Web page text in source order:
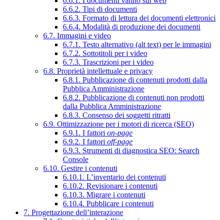
6.6.2. Tipi di documenti
6.6.3. Formato di lettura dei documenti elettronici
6.6.4. Modalità di produzione dei documenti
6.7. Immagini e video
6.7.1. Testo alternativo (alt text) per le immagini
6.7.2. Sottotitoli per i video
6.7.3. Trascrizioni per i video
6.8. Proprietà intellettuale e privacy
6.8.1. Pubblicazione di contenuti prodotti dalla
Pubblica Amministrazione
6.8.2. Pubblicazione di contenuti non prodotti
dalla Pubblica Amministrazione
6.8.3. Consenso dei soggetti ritratti
6.9. Ottimizzazione per i motori di ricerca (SEO)
6.9.1. I fattori on-page
6.9.2. I fattori off-page
6.9.3. Strumenti di diagnostica SEO: Search
Console
6.10. Gestire i contenuti
6.10.1. L’inventario dei contenuti
6.10.2. Revisionare i contenuti
6.10.3. Migrare i contenuti
6.10.4. Pubblicare i contenuti
7. Progettazione dell’interazione